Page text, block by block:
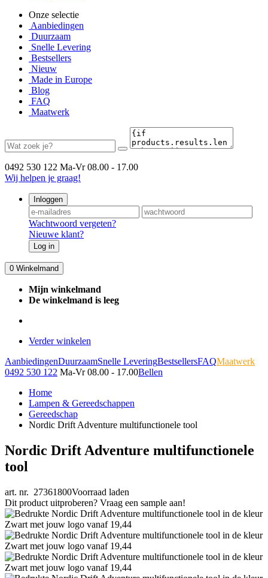
Onze selectie
Aanbiedingen
Duurzaam
Snelle Levering
Bestsellers
Nieuw
Made in Europe
Blog
FAQ
Maatwerk
0492 530 122 Ma-Vr 08.00 - 17.00
Wij helpen je graag!
Inloggen
Wachtwoord vergeten?
Nieuwe klant?
Log in
0 Winkelmand
Mijn winkelmand
De winkelmand is leeg
Verder winkelen
AanbiedingenDuurzaamSnelle LeveringBestsellersFAQMaatwerk
0492 530 122 Ma-Vr 08.00 - 17.00Bellen
Home
Lampen & Gereedschappen
Gereedschap
Nordic Drift Adventure multifunctionele tool
Nordic Drift Adventure multifunctionele
tool
art. nr. 27361800Voorraad laden
Dit product uitproberen? Vraag een sample aan!